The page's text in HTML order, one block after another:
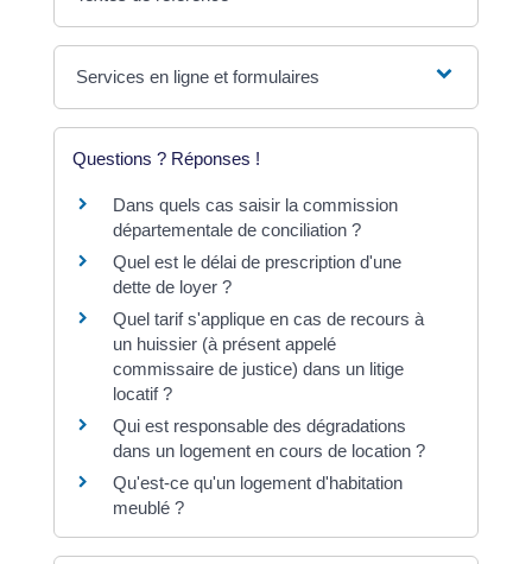
Services en ligne et formulaires
Questions ? Réponses !
Dans quels cas saisir la commission
départementale de conciliation ?
Quel est le délai de prescription d'une
dette de loyer ?
Quel tarif s'applique en cas de recours à
un huissier (à présent appelé
commissaire de justice) dans un litige
locatif ?
Qui est responsable des dégradations
dans un logement en cours de location ?
Qu'est-ce qu'un logement d'habitation
meublé ?